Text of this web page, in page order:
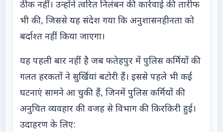
ठीक नहीं। उन्होंने त्वरित निलंबन की कार्रवाई की तारीफ
भी की, जिससे यह संदेश गया कि अनुशासनहीनता को
बर्दाश्त नहीं किया जाएगा।
यह पहली बार नहीं है जब फतेहपुर में पुलिस कर्मियों की
गलत हरकतों ने सुर्खियां बटोरी हैं। इससे पहले भी कई
घटनाएं सामने आ चुकी हैं, जिनमें पुलिस कर्मियों की
अनुचित व्यवहार की वजह से विभाग की किरकिरी हुई।
उदाहरण के लिए: